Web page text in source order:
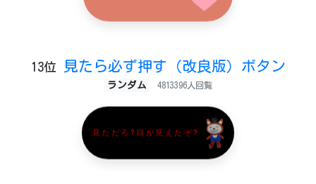
13位 見たら必ず押す（改良版）ボタン
ランダム 4813396人回覧
見ただろ?目が見えたぞ?